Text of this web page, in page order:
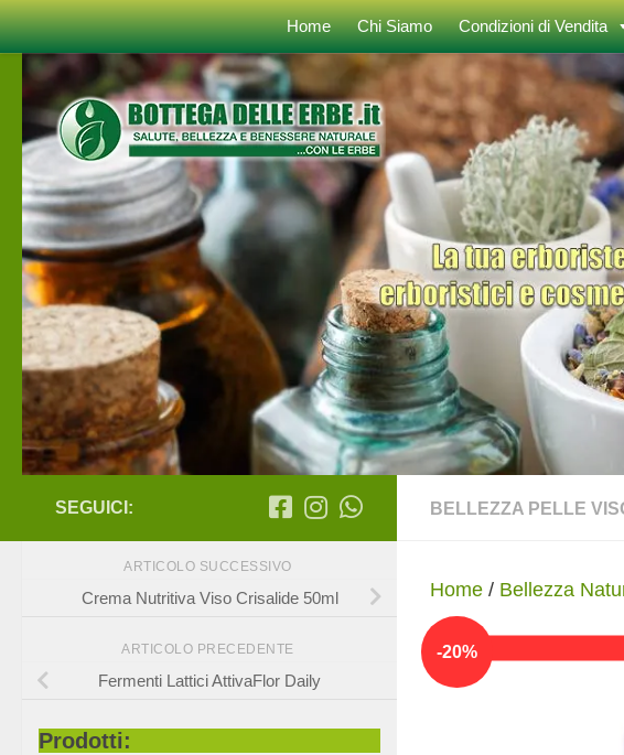
Sotto il contenuto Home Chi Siamo Condizioni di Vendita
BELLEZZA PELLE
Home / Bellezza
-20%
SEGUICI:
ARTICOLO SUCCESSIVO
Crema Nutritiva Viso Crisalide 50ml
ARTICOLO PRECEDENTE
Fermenti Lattici AttivaFlor Daily
Prodotti: